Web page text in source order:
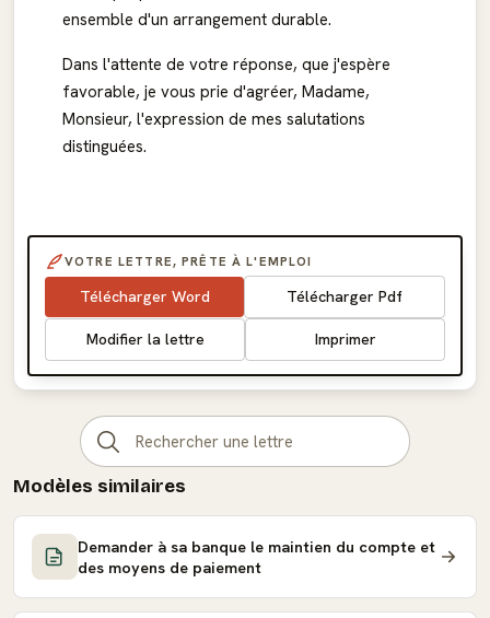
ensemble d'un arrangement durable.
Dans l'attente de votre réponse, que j'espère
favorable, je vous prie d'agréer, Madame,
Monsieur, l'expression de mes salutations
distinguées.
VOTRE LETTRE, PRÊTE À L'EMPLOI
Télécharger Word Télécharger Pdf
Modifier la lettre Imprimer
Modèles similaires
Demander à sa banque le maintien du compte et
des moyens de paiement